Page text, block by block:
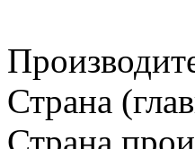
Страна
Страна